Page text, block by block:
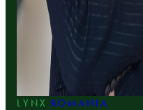
LYNX ROMANIA